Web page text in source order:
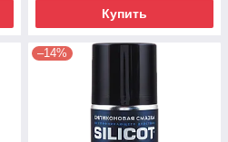
Купить
–14%